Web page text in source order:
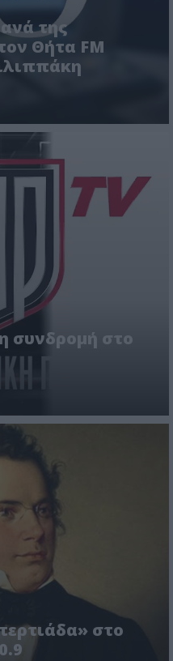
της
Θήτα FM
συνδρομή στο
στο